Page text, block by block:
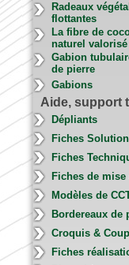
Radeaux
flottantes
La fibre de
naturel valorisé
Gabion
de pierre
Gabions
Aide, support
Dépliants
Fiches
Fiches
Fiches de mise
Modèles de
Bordereaux de
Croquis &
Fiches